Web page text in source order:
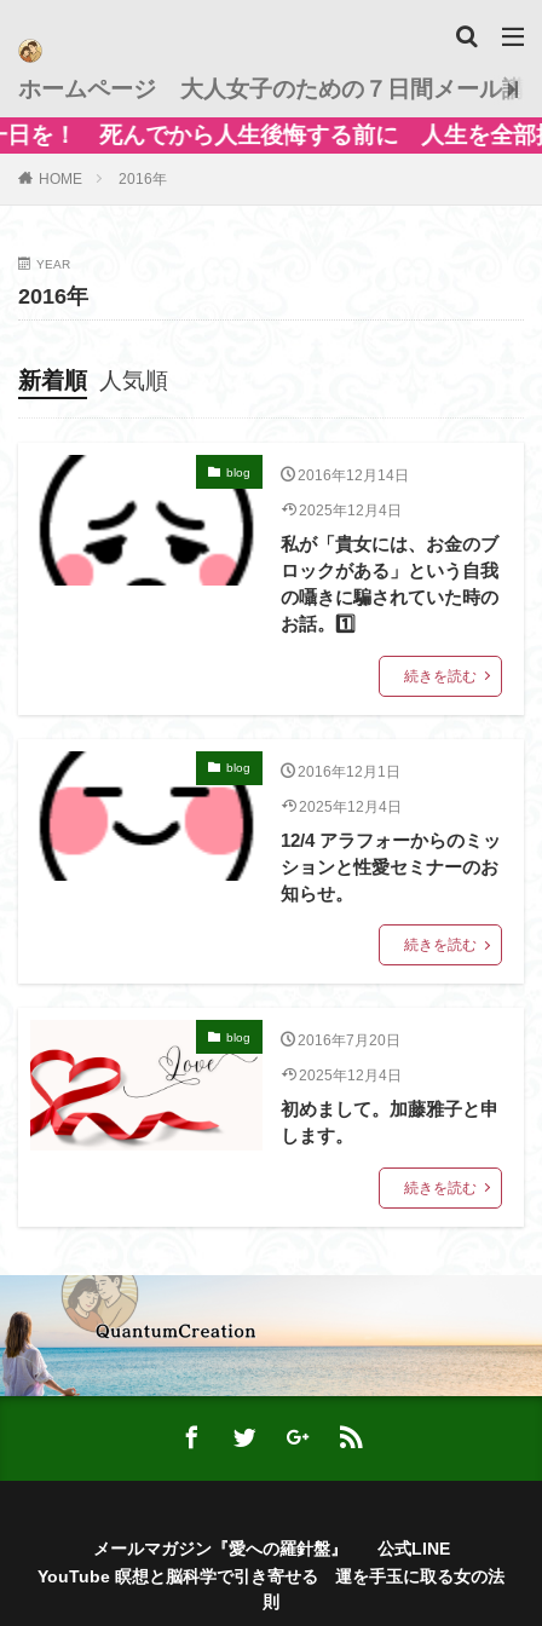
ホームページ
大人女子のための７日間メール講
を！ 死んでから人生後悔する前に 人生を全部換
HOME 2016年
YEAR
2016年
新着順 人気順
blog 2016年12月14日
2025年12月4日
私が「貴女には、お金のブ
ロックがある」という自我
の囁きに騙されていた時の
お話。1️⃣
続きを読む
blog 2016年12月1日
2025年12月4日
12/4 アラフォーからのミッ
ションと性愛セミナーのお
知らせ。
続きを読む
blog 2016年7月20日
2025年12月4日
初めまして。加藤雅子と申
します。
続きを読む
メールマガジン『愛への羅針盤』
公式LINE
YouTube 瞑想と脳科学で引き寄せる 運を手玉に取る女の法
則